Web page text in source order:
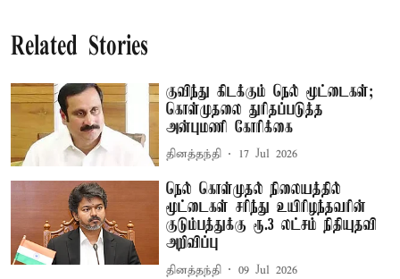
Related Stories
குவிந்து கிடக்கும் நெல் மூட்டைகள்;
கொள்முதலை துரிதப்படுத்த
அன்புமணி கோரிக்கை
தினத்தந்தி 17 Jul 2026
நெல் கொள்முதல் நிலையத்தில்
மூட்டைகள் சரிந்து உயிரிழந்தவரின்
குடும்பத்துக்கு ரூ.3 லட்சம் நிதியுதவி
அறிவிப்பு
தினத்தந்தி 09 Jul 2026